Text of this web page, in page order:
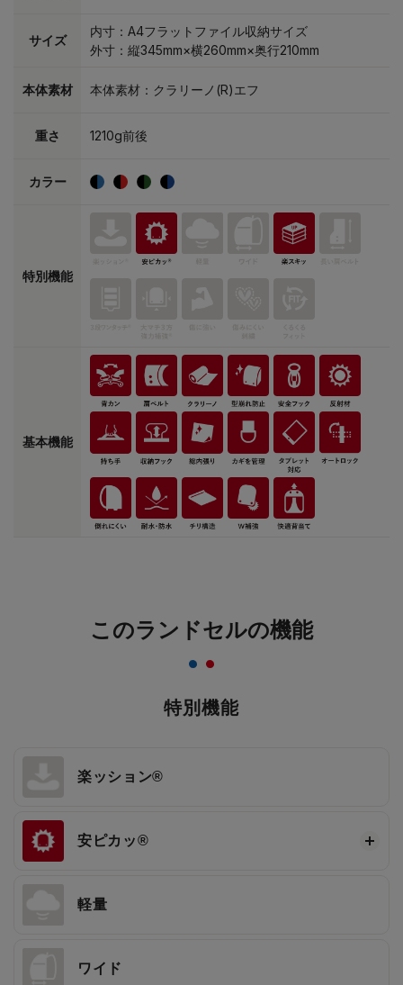
サイズ
内寸：A4フラットファイル収納サイズ
外寸：縦345mm×横260mm×奥行210mm
本体素材 本体素材：クラリーノ(R)エフ
重さ 1210g前後
カラー
特別機能
基本機能
このランドセルの機能
特別機能
楽ッション®
安ピカッ®
軽量
ワイド